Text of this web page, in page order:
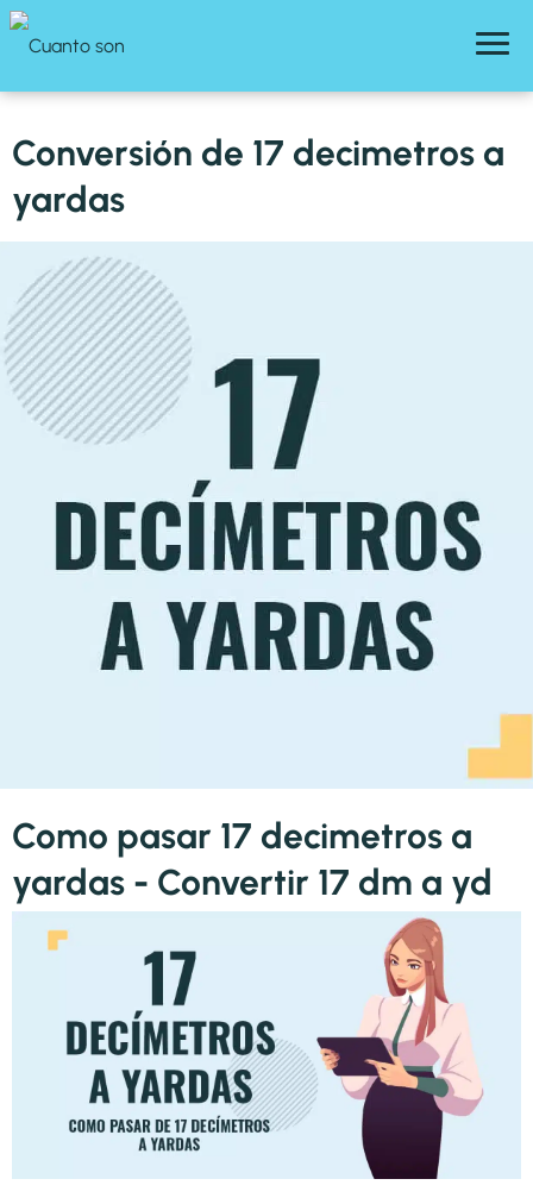
Conversión de 17 decimetros a
yardas
Como pasar 17 decimetros a
yardas - Convertir 17 dm a yd